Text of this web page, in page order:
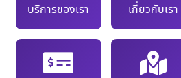
บริการของเรา เกี่ยวกับเรา